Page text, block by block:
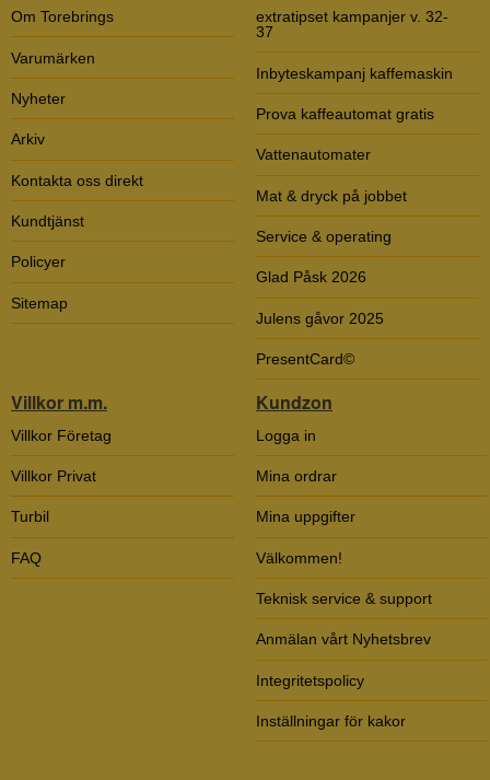
Om Torebrings
Varumärken
Nyheter
Arkiv
Kontakta oss direkt
Kundtjänst
Policyer
Sitemap
extratipset kampanjer v. 32-
37
Inbyteskampanj kaffemaskin
Prova kaffeautomat gratis
Vattenautomater
Mat & dryck på jobbet
Service & operating
Glad Påsk 2026
Julens gåvor 2025
PresentCard©
Villkor m.m.
Villkor Företag
Villkor Privat
Turbil
FAQ
Kundzon
Logga in
Mina ordrar
Mina uppgifter
Välkommen!
Teknisk service & support
Anmälan vårt Nyhetsbrev
Integritetspolicy
Inställningar för kakor